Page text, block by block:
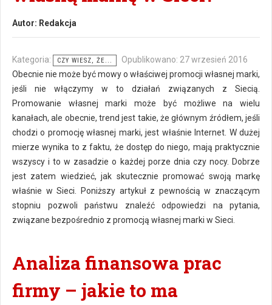
Autor: Redakcja
Kategoria: CZY WIESZ, ŻE...
Opublikowano: 27 wrzesień 2016
Obecnie nie może być mowy o właściwej promocji własnej marki,
jeśli nie włączymy w to działań związanych z Siecią.
Promowanie własnej marki może być możliwe na wielu
kanałach, ale obecnie, trend jest takie, że głównym źródłem, jeśli
chodzi o promocję własnej marki, jest właśnie Internet. W dużej
mierze wynika to z faktu, że dostęp do niego, mają praktycznie
wszyscy i to w zasadzie o każdej porze dnia czy nocy. Dobrze
jest zatem wiedzieć, jak skutecznie promować swoją markę
właśnie w Sieci. Poniższy artykuł z pewnością w znaczącym
stopniu pozwoli państwu znaleźć odpowiedzi na pytania,
związane bezpośrednio z promocją własnej marki w Sieci.
Analiza finansowa prac
firmy – jakie to ma